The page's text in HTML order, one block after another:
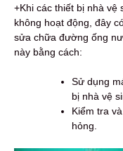
+Khi các thiết bị nhà vệ
không hoạt động, đây
sửa chữa đường ống
này bằng cách:
Sử dụng
bị nhà vệ
Kiểm tra
hỏng.